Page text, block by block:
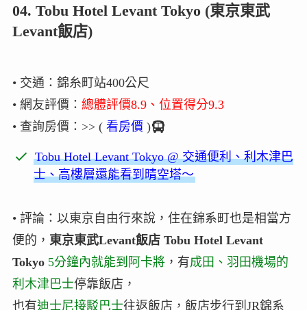
04. Tobu Hotel Levant Tokyo (東京東武
Levant飯店)
• 交通：錦糸町站400公尺
• 網友評價： 總體評價8.9、位置得分9.3
• 查詢房價：>> ( 看房價 )
Tobu Hotel Levant Tokyo @ 交通便利、利木津巴
士、高樓層還能看到晴空塔～
• 評論：以東京自由行來說，住在錦系町也是相當方
便的， 東京東武Levant飯店 Tobu Hotel Levant
Tokyo 5分鐘內就能到阿卡將，有成田、羽田機場的
利木津巴士停靠飯店，
也有迪士尼接駁巴士往返飯店，飯店步行到JR錦系